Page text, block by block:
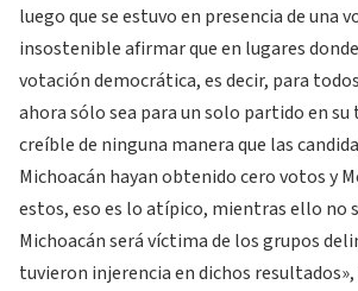
luego que se estuvo en presencia de una
insostenible afirmar que en lugares
votación democrática, es decir, para
ahora sólo sea para un solo partido en
creíble de ninguna manera que las
Michoacán hayan obtenido cero votos y
estos, eso es lo atípico, mientras ello no
Michoacán será víctima de los grupos
tuvieron injerencia en dichos